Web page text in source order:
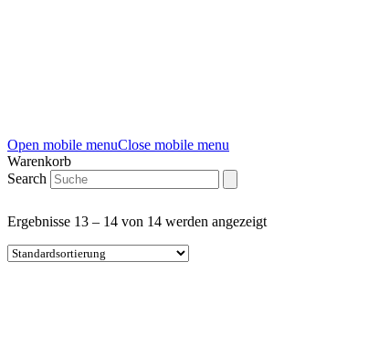
Open mobile menuClose mobile menu
Warenkorb
Search
Ergebnisse 13 – 14 von 14 werden angezeigt